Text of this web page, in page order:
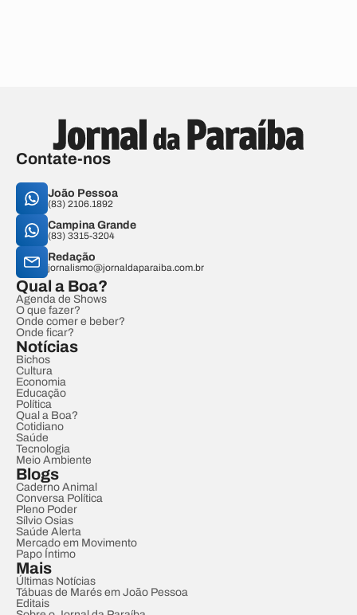
Contate-nos
João Pessoa
(83) 2106.1892
Campina Grande
(83) 3315-3204
Redação
jornalismo@jornaldaparaiba.com.br
Qual a Boa?
Agenda de Shows
O que fazer?
Onde comer e beber?
Onde ficar?
Notícias
Bichos
Cultura
Economia
Educação
Política
Qual a Boa?
Cotidiano
Saúde
Tecnologia
Meio Ambiente
Blogs
Caderno Animal
Conversa Política
Pleno Poder
Sílvio Osias
Saúde Alerta
Mercado em Movimento
Papo Íntimo
Mais
Últimas Notícias
Tábuas de Marés em João Pessoa
Editais